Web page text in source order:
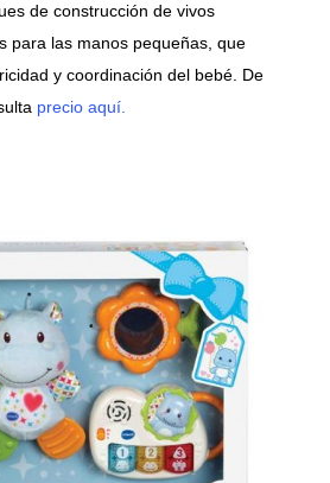
de construcción de vivos
para las manos pequeñas, que
y coordinación del bebé. De
precio aquí.